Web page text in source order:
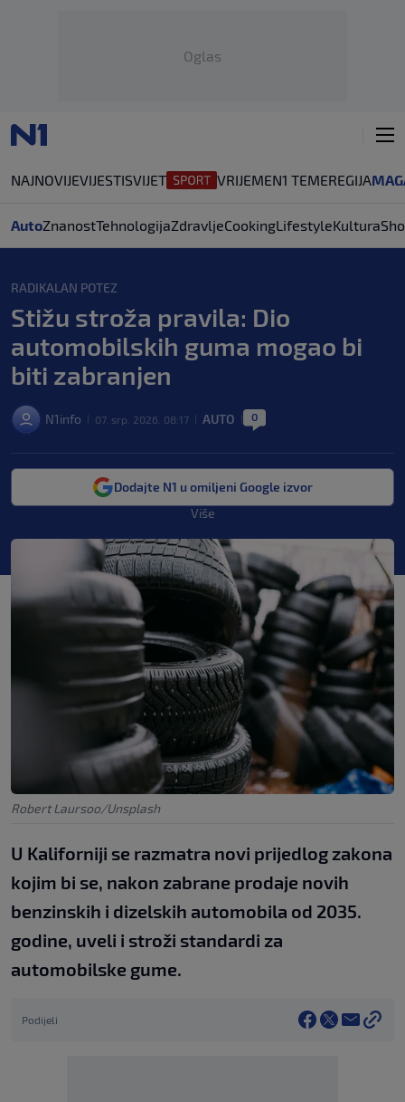
Oglas
NAJNOVIJEVIJESTISVIJET VRIJEMEN1 TEMEREGIJA
AutoZnanostTehnologijaZdravljeCookingLifestyleKultura
RADIKALAN POTEZ
Stižu stroža pravila: Dio
automobilskih guma mogao bi
biti zabranjen
N1info 07. srp. 2026. 08:17 AUTO 0
Dodajte N1 u omiljeni Google izvor
Više
Robert Laursoo/Unsplash
U Kaliforniji se razmatra novi prijedlog zakona
kojim bi se, nakon zabrane prodaje novih
benzinskih i dizelskih automobila od 2035.
godine, uveli i stroži standardi za
automobilske gume.
Podijeli